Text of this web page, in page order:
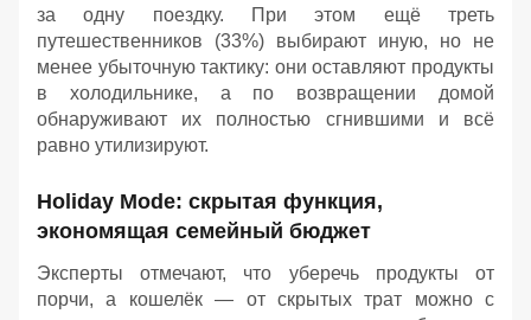
за одну поездку. При этом ещё треть
путешественников (33%) выбирают иную, но не
менее убыточную тактику: они оставляют продукты
в холодильнике, а по возвращении домой
обнаруживают их полностью сгнившими и всё
равно утилизируют.
Holiday Mode: скрытая функция,
экономящая семейный бюджет
Эксперты отмечают, что уберечь продукты от
порчи, а кошелёк — от скрытых трат можно с